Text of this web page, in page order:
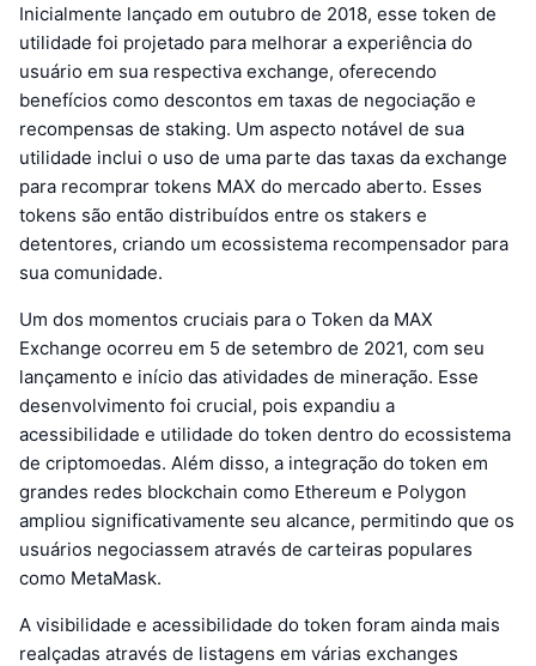
Inicialmente lançado em outubro de 2018, esse token de
utilidade foi projetado para melhorar a experiência do
usuário em sua respectiva exchange, oferecendo
benefícios como descontos em taxas de negociação e
recompensas de staking. Um aspecto notável de sua
utilidade inclui o uso de uma parte das taxas da exchange
para recomprar tokens MAX do mercado aberto. Esses
tokens são então distribuídos entre os stakers e
detentores, criando um ecossistema recompensador para
sua comunidade.
Um dos momentos cruciais para o Token da MAX
Exchange ocorreu em 5 de setembro de 2021, com seu
lançamento e início das atividades de mineração. Esse
desenvolvimento foi crucial, pois expandiu a
acessibilidade e utilidade do token dentro do ecossistema
de criptomoedas. Além disso, a integração do token em
grandes redes blockchain como Ethereum e Polygon
ampliou significativamente seu alcance, permitindo que os
usuários negociassem através de carteiras populares
como MetaMask.
A visibilidade e acessibilidade do token foram ainda mais
realçadas através de listagens em várias exchanges